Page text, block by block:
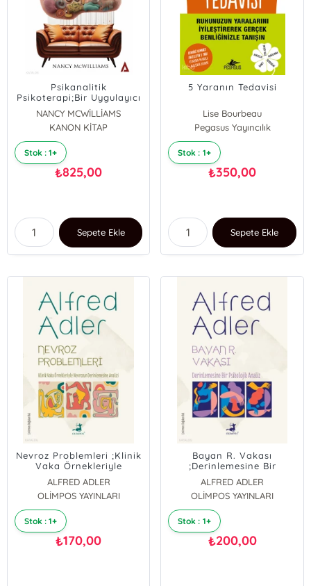
Psikanalitik
Psikoterapi;Bir Uygulayıcı
Rehberi
NANCY MCWİLLİAMS
KANON KİTAP
Stok : 1+
₺825,00
Sepete Ekle
5 Yaranın Tedavisi
Lise Bourbeau
Pegasus Yayıncılık
Stok : 1+
₺350,00
Sepete Ekle
Nevroz Problemleri ;Klinik
Vaka Örnekleriyle
Analizi
ALFRED ADLER
OLİMPOS YAYINLARI
Stok : 1+
₺170,00
Bayan R. Vakası
;Derinlemesine Bir
ALFRED ADLER
OLİMPOS YAYINLARI
Stok : 1+
₺200,00